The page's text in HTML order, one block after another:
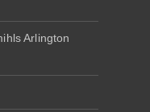
Arlington